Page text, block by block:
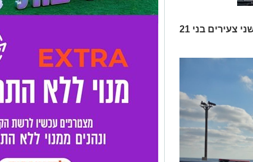
אירוע טביעה אירע בחוף ירושלים בראשון לציון, כאשר שני צעירים בני 21